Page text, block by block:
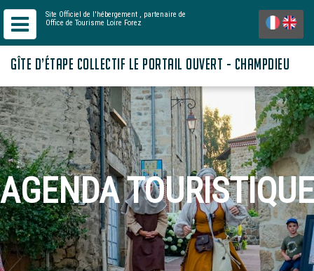
Site Officiel de l'hébergement , partenaire de
Office de Tourisme Loire Forez
GÎTE D’ÉTAPE COLLECTIF LE PORTAIL OUVERT - CHAMPDIEU
AGENDA TOURISTIQUE